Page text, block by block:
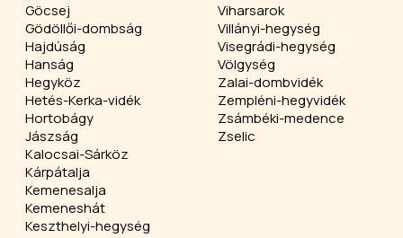
Göcsej
Gödöllői-dombság
Hajdúság
Hanság
Hegyköz
Hetés-Kerka-vidék
Hortobágy
Jászság
Kalocsai-Sárköz
Kárpátalja
Kemenesalja
Kemeneshát
Keszthelyi-hegység
Viharsarok
Villányi-hegység
Visegrádi-hegység
Völgység
Zalai-dombvidék
Zempléni-hegyvidék
Zsámbéki-medence
Zselic